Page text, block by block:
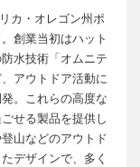
カ・オレゴン州ポ
創業当初はハット
水技術「オムニテ
アウトドア活動に
。これらの高度な
せる製品を提供し
山などのアウトド
デザインで、多く